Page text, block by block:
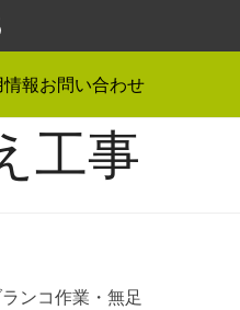
報お問い合わせ
工事
ンコ作業・無足